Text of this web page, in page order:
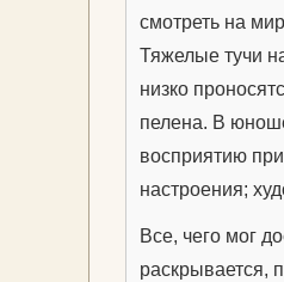
смотреть на
Тяжелые тучи
низко
пелена. В
восприятию
настроения;
Все, чего мог
раскрывается,